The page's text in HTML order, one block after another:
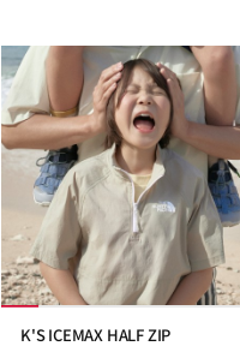
추
K'S ICEMAX HALF ZIP